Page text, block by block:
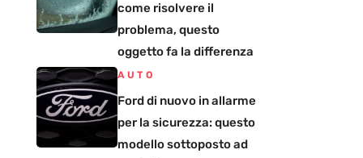
come risolvere il
problema, questo
oggetto fa la differenza
AUTO
Ford di nuovo in allarme
per la sicurezza: questo
modello sottoposto ad